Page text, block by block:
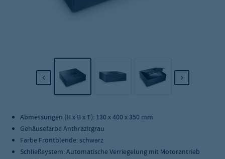
Abmessungen (H x B x T): 130 x 400 x 350 mm
Gehäusefarbe Anthrazitgrau
Farbe Frontblende: schwarz
Schließsystem: Automatische Verriegelung mit Motorantrieb